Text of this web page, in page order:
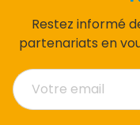
Restez informé
partenariats en